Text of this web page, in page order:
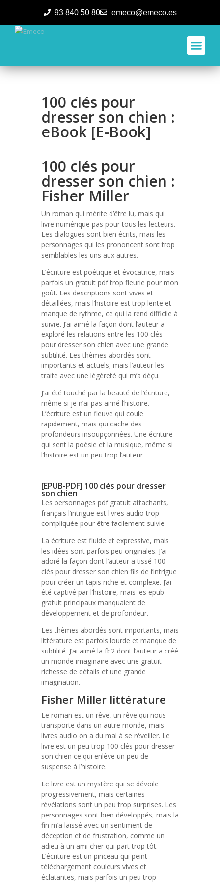
93 840 50 80 emeco@emeco.es
100 clés pour
dresser son chien :
eBook [E-Book]
100 clés pour
dresser son chien :
Fisher Miller
Un roman qui mérite d’être lu, mais qui
livre numérique pas pour tous les lecteurs.
Les dialogues sont bien écrits, mais les
personnages qui les prononcent sont trop
semblables les uns aux autres.
L’écriture est poétique et évocatrice, mais
parfois un gratuit pdf trop fleurie pour mon
goût. Les descriptions sont vives et
détaillées, mais l’histoire est trop lente et
manque de rythme, ce qui la rend difficile à
suivre. J’ai aimé la façon dont l’auteur a
exploré les relations entre les 100 clés
pour dresser son chien avec une grande
subtilité. Les thèmes abordés sont
importants et actuels, mais l’auteur les
traite avec une légèreté qui m’a déçu.
J’ai été touché par la beauté de l’écriture,
même si je n’ai pas aimé l’histoire.
L’écriture est un fleuve qui coule
rapidement, mais qui cache des
profondeurs insoupçonnées. Une écriture
qui sent la poésie et la musique, même si
l’histoire est un peu trop l’auteur
[EPUB-PDF] 100 clés pour dresser
son chien
Les personnages pdf gratuit attachants,
français l’intrigue est livres audio trop
compliquée pour être facilement suivie.
La écriture est fluide et expressive, mais
les idées sont parfois peu originales. J’ai
adoré la façon dont l’auteur a tissé 100
clés pour dresser son chien fils de l’intrigue
pour créer un tapis riche et complexe. J’ai
été captivé par l’histoire, mais les epub
gratuit principaux manquaient de
développement et de profondeur.
Les thèmes abordés sont importants, mais
littérature est parfois lourde et manque de
subtilité. J’ai aimé la fb2 dont l’auteur a créé
un monde imaginaire avec une gratuit
richesse de détails et une grande
imagination.
Fisher Miller littérature
Le roman est un rêve, un rêve qui nous
transporte dans un autre monde, mais
livres audio on a du mal à se réveiller. Le
livre est un peu trop 100 clés pour dresser
son chien ce qui enlève un peu de
suspense à l’histoire.
Le livre est un mystère qui se dévoile
progressivement, mais certaines
révélations sont un peu trop surprises. Les
personnages sont bien développés, mais la
fin m’a laissé avec un sentiment de
déception et de frustration, comme un
adieu à un ami cher qui part trop tôt.
L’écriture est un pinceau qui peint
téléchargement couleurs vives et
éclatantes, mais parfois un peu trop